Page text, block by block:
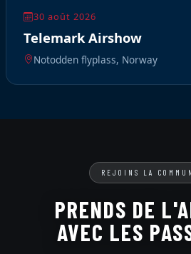
30 août 2026
Telemark Airshow
Notodden flyplass, Norway
REJOINS LA
PRENDS DE
AVEC LES